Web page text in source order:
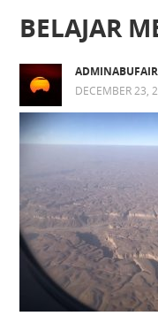
BELAJAR
DECEMBER 23,